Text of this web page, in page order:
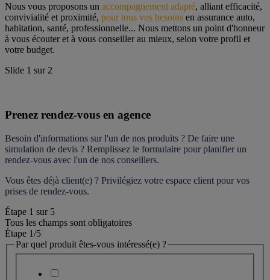
Nous vous proposons un accompagnement adapté, alliant efficacité,
convivialité et proximité, pour tous vos besoins en assurance auto,
habitation, santé, professionnelle... Nous mettons un point d'honneur
à vous écouter et à vous conseiller au mieux, selon votre profil et
votre budget.
Slide 1 sur 2
Prenez rendez-vous en agence
Besoin d'informations sur l'un de nos produits ? De faire une
simulation de devis ? Remplissez le formulaire pour planifier un
rendez-vous avec l'un de nos conseillers.
Vous êtes déjà client(e) ? Privilégiez votre espace client pour vos
prises de rendez-vous.
Étape 1 sur 5
Tous les champs sont obligatoires
Étape 1/5
Par quel produit êtes-vous intéressé(e) ?